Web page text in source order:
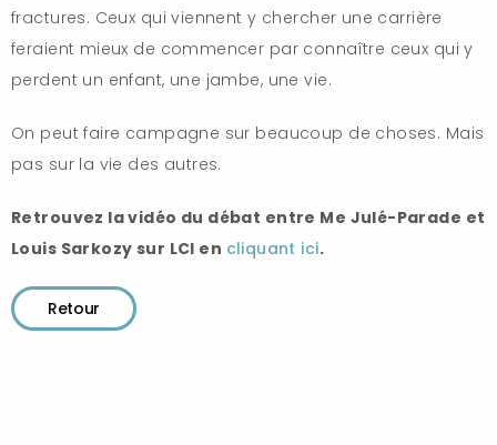
fractures. Ceux qui viennent y chercher une carrière
feraient mieux de commencer par connaître ceux qui y
perdent un enfant, une jambe, une vie.
On peut faire campagne sur beaucoup de choses. Mais
pas sur la vie des autres.
Retrouvez la vidéo du débat entre Me Julé-Parade et
Louis Sarkozy sur LCI en cliquant ici.
Retour